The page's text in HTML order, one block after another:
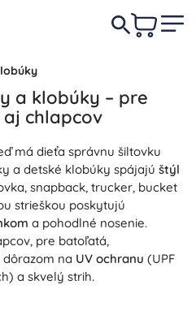
a klobúky – pre
chlapcov
má dieťa správnu šiltovku
a detské klobúky spájajú štýl
snapback, trucker, bucket
strieškou poskytujú
a pohodlné nosenie.
pre batoľatá,
dôrazom na UV ochranu (UPF
a skvelý strih.
ľahký polyester a sieťovina